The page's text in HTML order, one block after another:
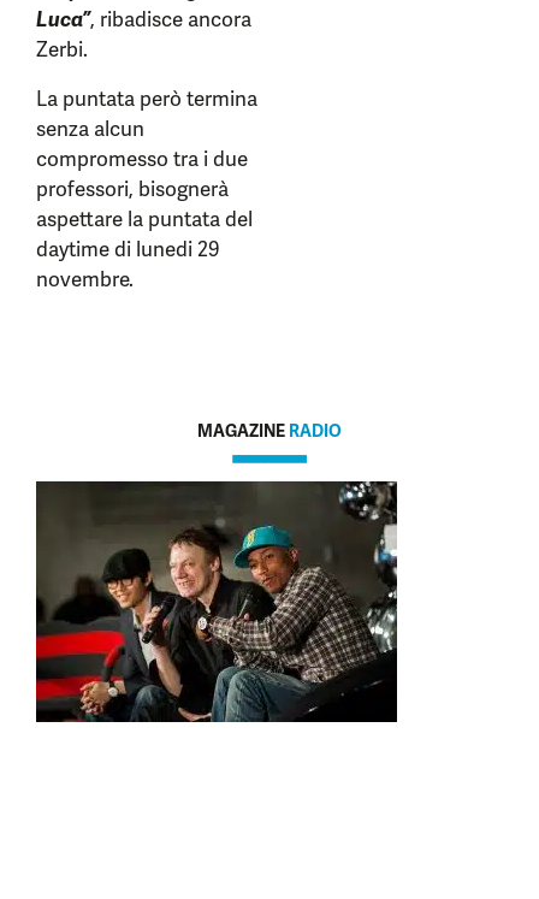
Luca”, ribadisce ancora
Zerbi.
La puntata però termina
senza alcun
compromesso tra i due
professori, bisognerà
aspettare la puntata del
daytime di lunedi 29
novembre.
MAGAZINE RADIO